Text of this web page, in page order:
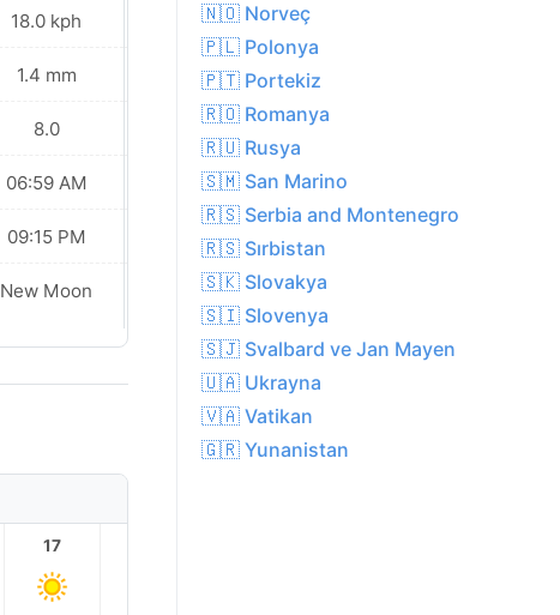
18.0 kph
1.4 mm
8.0
06:59 AM
09:15 PM
New Moon
16.9 kph
0.0 mm
9.0
07:01 AM
09:13 PM
New Moon
17
🇳🇴 Norveç
🇵🇱 Polonya
🇵🇹 Portekiz
🇷🇴 Romanya
🇷🇺 Rusya
🇸🇲 San Marino
🇷🇸 Serbia and Montenegro
🇷🇸 Sırbistan
🇸🇰 Slovakya
🇸🇮 Slovenya
🇸🇯 Svalbard ve Jan Mayen
🇺🇦 Ukrayna
🇻🇦 Vatikan
🇬🇷 Yunanistan